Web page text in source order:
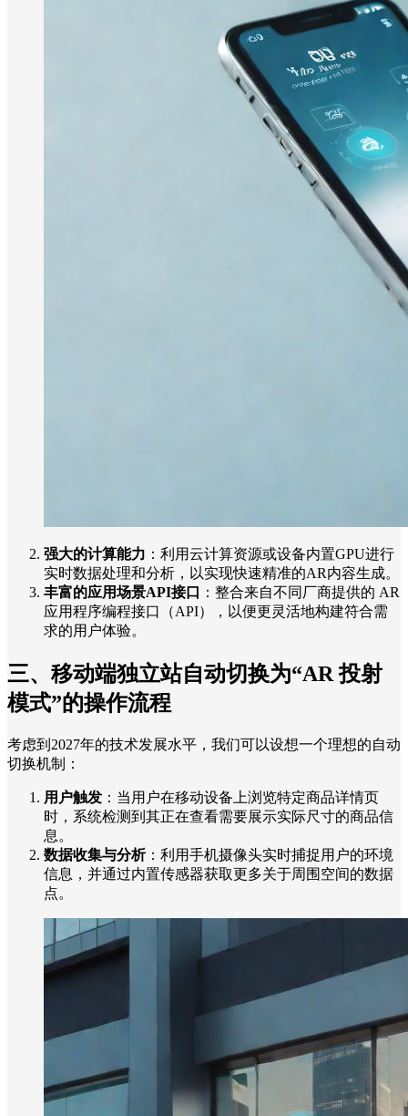
强大的计算能力 ：利用云计算资源或设备内置GPU进行
实时数据处理和分析，以实现快速精准的AR内容生成。
丰富的应用场景API接口
：整合来自不同厂商提供的 AR
应用程序编程接口（API），以便更灵活地构建符合需
求的用户体验。
三、移动端独立站自动切换为“AR 投射
模式”的操作流程
考虑到2027年的技术发展水平，我们可以设想一个理想的自动
切换机制：
用户触发 ：当用户在移动设备上浏览特定商品详情页
时，系统检测到其正在查看需要展示实际尺寸的商品信
息。
数据收集与分析：利用手机摄像头实时捕捉用户的环境
信息，并通过内置传感器获取更多关于周围空间的数据
点。